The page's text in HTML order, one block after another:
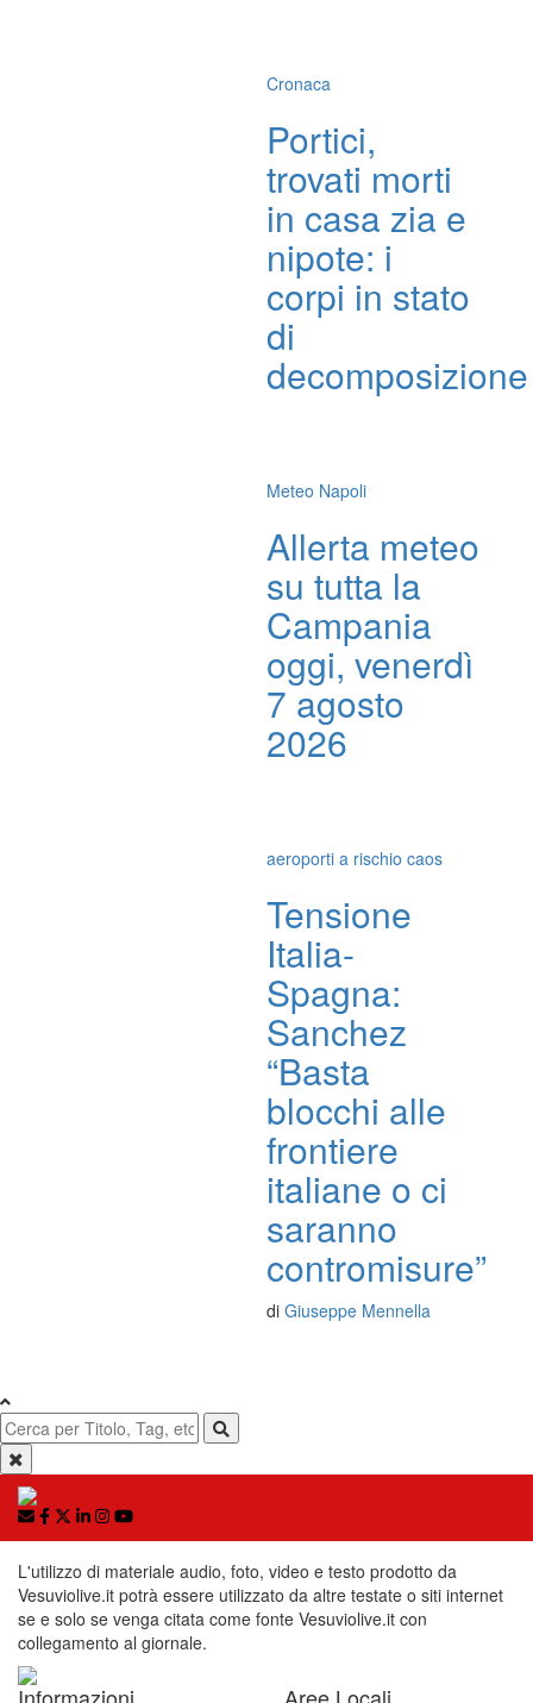
Cronaca
Portici,
trovati morti
in casa zia e
nipote: i
corpi in stato
di
decomposizione
Meteo Napoli
Allerta meteo
su tutta la
Campania
oggi, venerdì
7 agosto
2026
aeroporti a rischio caos
Tensione
Italia-
Spagna:
Sanchez
“Basta
blocchi alle
frontiere
italiane o ci
saranno
contromisure”
di Giuseppe Mennella
L'utilizzo di materiale audio, foto, video e testo prodotto da
Vesuviolive.it potrà essere utilizzato da altre testate o siti internet
se e solo se venga citata come fonte Vesuviolive.it con
collegamento al giornale.